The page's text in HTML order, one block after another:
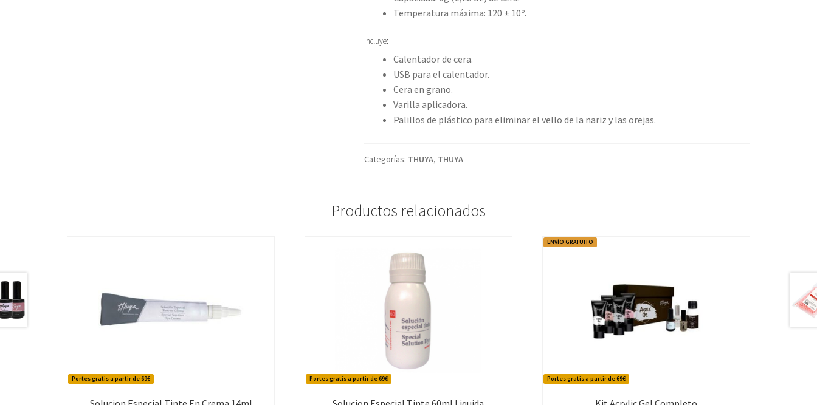
Temperatura máxima: 120 ± 10º.
Incluye:
Calentador de cera.
USB para el calentador.
Cera en grano.
Varilla aplicadora.
Palillos de plástico para eliminar el vello de la nariz y las orejas.
Categorías: THUYA, THUYA
Productos relacionados
Portes gratis a partir de 69€ Portes gratis a partir de 69€ Portes gratis a partir de 69€
ENVÍO GRATUITO